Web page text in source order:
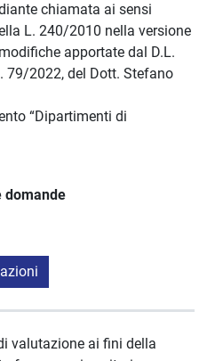
chiamata ai sensi
L. 240/2010 nella versione
apportate dal D.L.
79/2022, del Dott. Stefano
“Dipartimenti di
domande
valutazione ai fini della